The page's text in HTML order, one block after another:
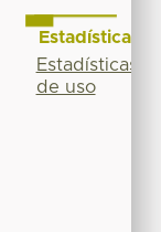
Estadísticas
Estadísticas
de uso